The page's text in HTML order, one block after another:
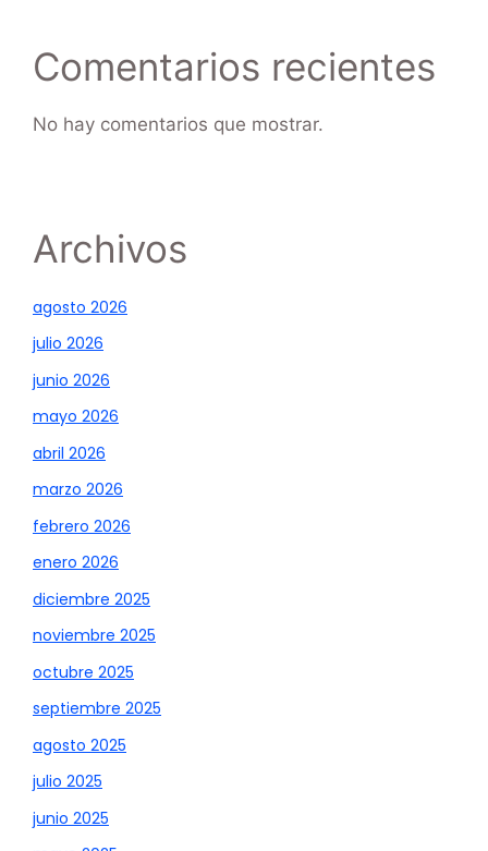
Comentarios recientes
No hay comentarios que mostrar.
Archivos
agosto 2026
julio 2026
junio 2026
mayo 2026
abril 2026
marzo 2026
febrero 2026
enero 2026
diciembre 2025
noviembre 2025
octubre 2025
septiembre 2025
agosto 2025
julio 2025
junio 2025